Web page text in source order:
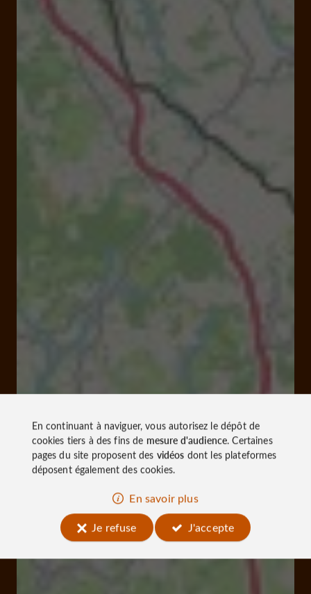
En continuant à naviguer, vous autorisez le dépôt de
cookies tiers à des fins de mesure d'audience. Certaines
pages du site proposent des vidéos dont les plateformes
déposent également des cookies.
En savoir plus
Je refuse
J'accepte